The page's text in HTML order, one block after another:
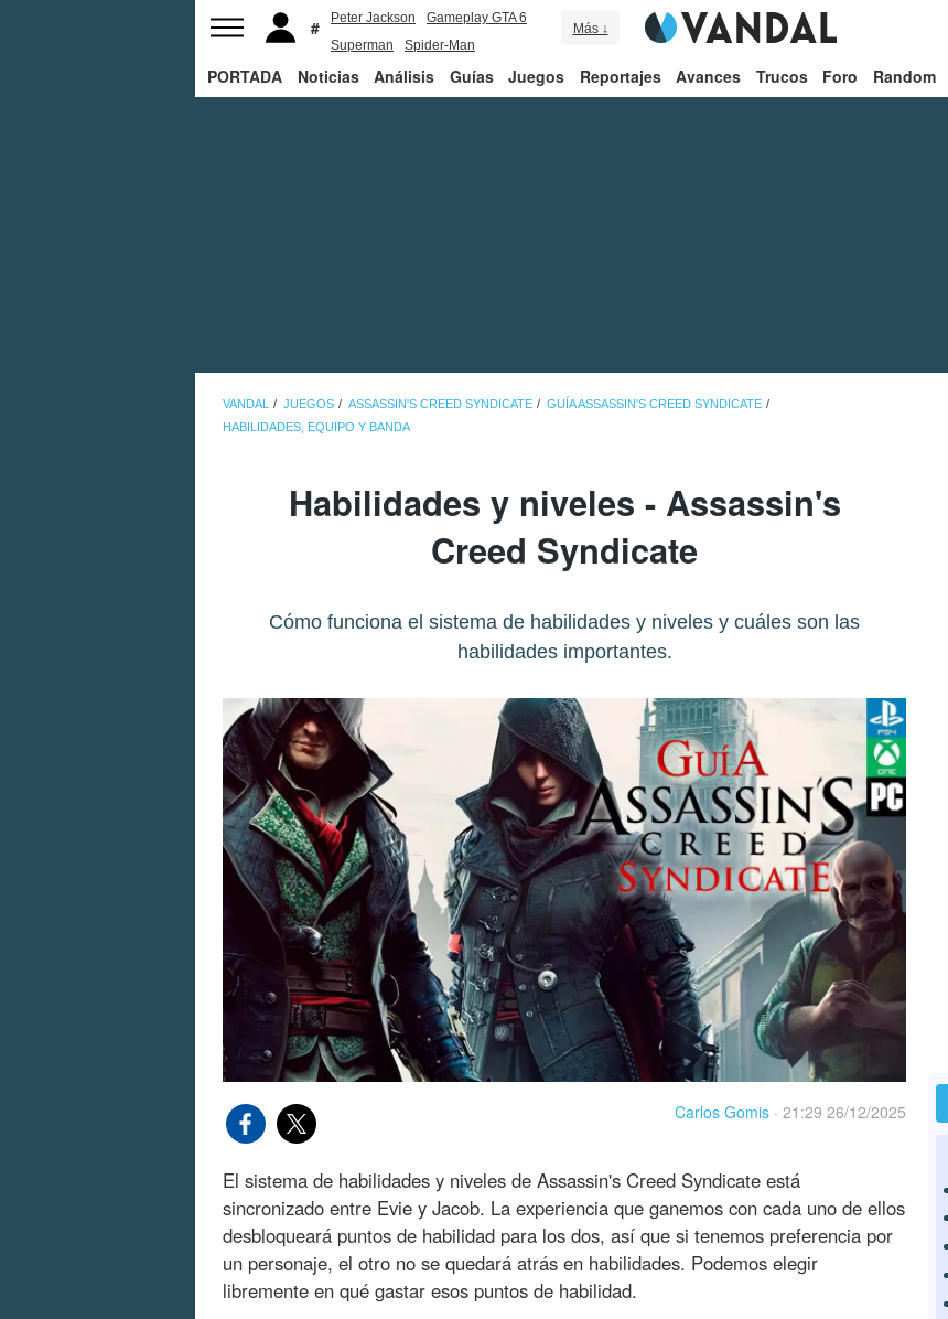
Peter Jackson
Gameplay GTA 6
Superman
Spider-Man
Más ↓
PORTADA Noticias Análisis Guías Juegos Reportajes Avances Trucos Foro Random
VANDAL JUEGOS ASSASSIN'S CREED SYNDICATE
GUÍA ASSASSIN'S CREED SYNDICATE
HABILIDADES, EQUIPO Y BANDA
Habilidades y niveles - Assassin's
Creed Syndicate
Cómo funciona el sistema de habilidades y niveles y cuáles son las
habilidades importantes.
Carlos Gomis · 21:29 26/12/2025
El sistema de habilidades y niveles de Assassin's Creed Syndicate está
sincronizado entre Evie y Jacob. La experiencia que ganemos con cada uno de ellos
desbloqueará puntos de habilidad para los dos, así que si tenemos preferencia por
un personaje, el otro no se quedará atrás en habilidades. Podemos elegir
libremente en qué gastar esos puntos de habilidad.